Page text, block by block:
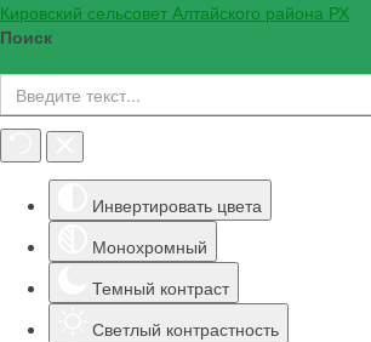
Инструменты доступности
Инвертировать цвета
Монохромный
Темный контраст
Светлый контрастность
Кировский сельсовет Алтайского района РХ
Поиск